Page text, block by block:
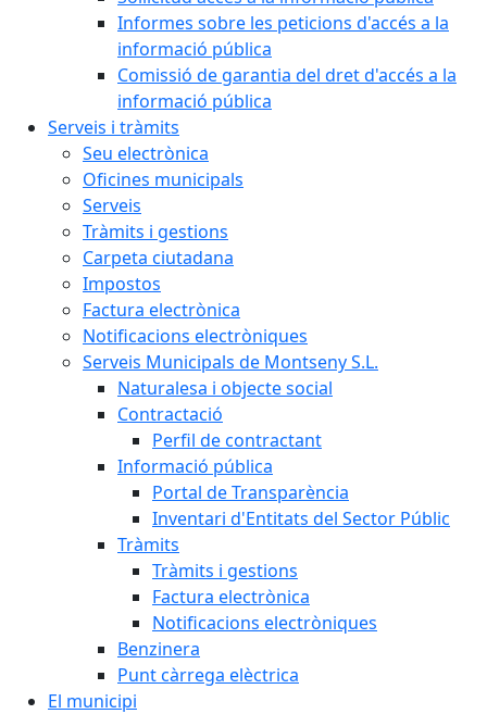
Informes sobre les peticions d'accés a la
informació pública
Comissió de garantia del dret d'accés a la
informació pública
Serveis i tràmits
Seu electrònica
Oficines municipals
Serveis
Tràmits i gestions
Carpeta ciutadana
Impostos
Factura electrònica
Notificacions electròniques
Serveis Municipals de Montseny S.L.
Naturalesa i objecte social
Contractació
Perfil de contractant
Informació pública
Portal de Transparència
Inventari d'Entitats del Sector Públic
Tràmits
Tràmits i gestions
Factura electrònica
Notificacions electròniques
Benzinera
Punt càrrega elèctrica
El municipi